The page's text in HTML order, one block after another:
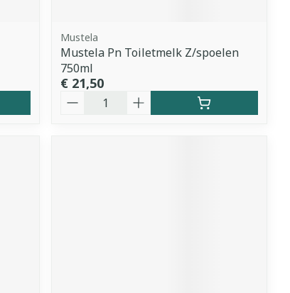
Mustela
Mustela Pn Toiletmelk Z/spoelen
750ml
€ 21,50